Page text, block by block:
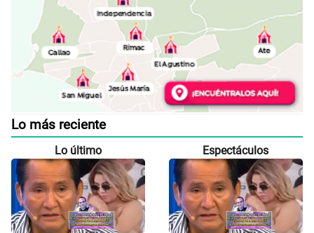
Lo más reciente
Lo último Espectáculos